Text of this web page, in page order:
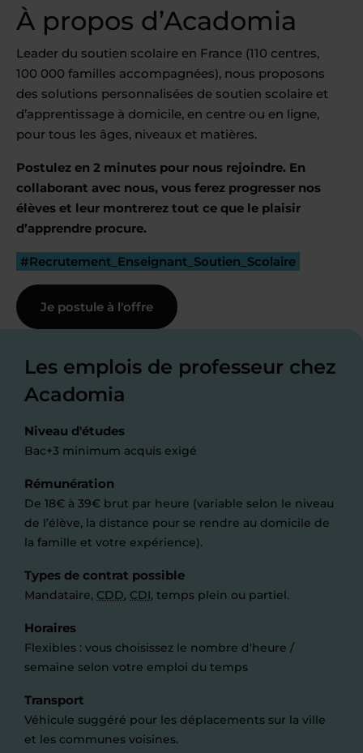
À propos d’Acadomia
Leader du soutien scolaire en France (110 centres,
100 000 familles accompagnées), nous proposons
des solutions personnalisées de soutien scolaire et
d’apprentissage à domicile, en centre ou en ligne,
pour tous les âges, niveaux et matières.
Postulez en 2 minutes pour nous rejoindre. En
collaborant avec nous, vous ferez progresser nos
élèves et leur montrerez tout ce que le plaisir
d’apprendre procure.
#Recrutement_Enseignant_Soutien_Scolaire
Je postule à l'offre
Les emplois de professeur chez
Acadomia
Niveau d'études
Bac+3 minimum acquis exigé
Rémunération
De 18€ à 39€ brut par heure (variable selon le niveau
de l’élève, la distance pour se rendre au domicile de
la famille et votre expérience).
Types de contrat possible
Mandataire, CDD, CDI, temps plein ou partiel.
Horaires
Flexibles : vous choisissez le nombre d'heure /
semaine selon votre emploi du temps
Transport
Véhicule suggéré pour les déplacements sur la ville
et les communes voisines.